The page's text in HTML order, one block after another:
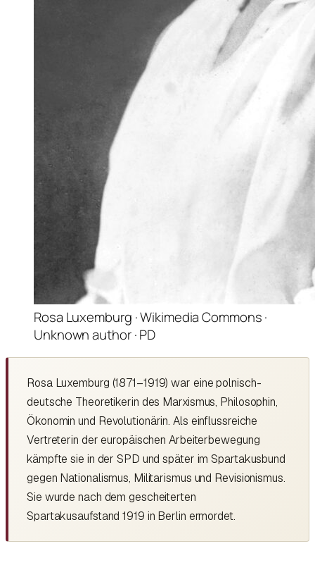
Rosa Luxemburg · Wikimedia Commons ·
Unknown author · PD
Rosa Luxemburg (1871–1919) war eine polnisch-
deutsche Theoretikerin des Marxismus, Philosophin,
Ökonomin und Revolutionärin. Als einflussreiche
Vertreterin der europäischen Arbeiterbewegung
kämpfte sie in der SPD und später im Spartakusbund
gegen Nationalismus, Militarismus und Revisionismus.
Sie wurde nach dem gescheiterten
Spartakusaufstand 1919 in Berlin ermordet.